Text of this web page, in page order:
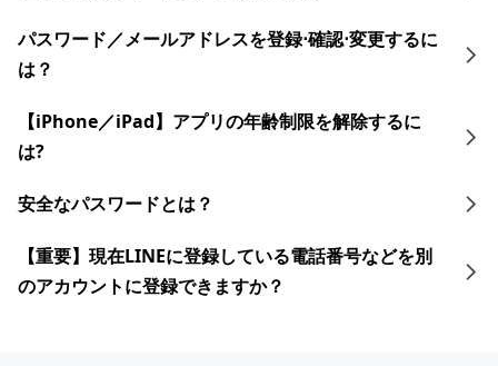
​パスワード／​メールアドレスを登録⋅確認⋅変更す るに
は？
【iPhone／iPad】アプリの年齢制限を解除するに
は?
安全なパスワードとは？
【重要】現在LINEに登録している電話番号などを別
のアカウントに登録できますか？